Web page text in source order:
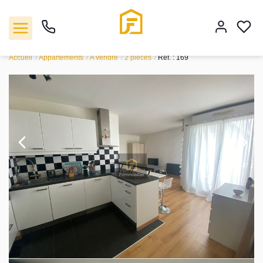
Location
Biens vendus
Gestion
Estimation
Agence
Accueil Appartements A vendre 2 pièces Ref. : 169